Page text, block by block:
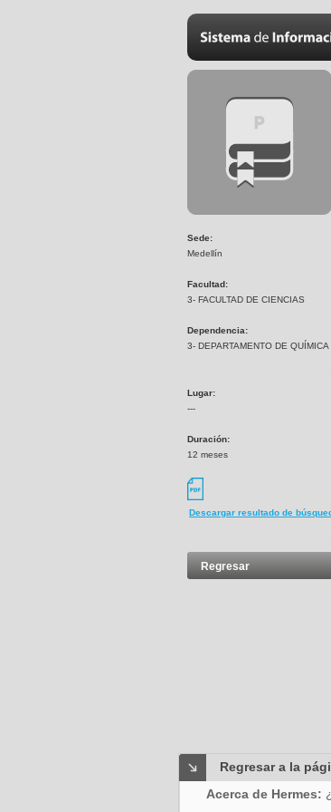
Sede:
Medellín
Facultad:
3- FACULTAD DE CIENCIAS
Dependencia:
3- DEPARTAMENTO DE QUÍMICA
Lugar:
---
Duración:
12 meses
Descargar resultado de
Regresar
Regresar a la
Acerca de Hermes: